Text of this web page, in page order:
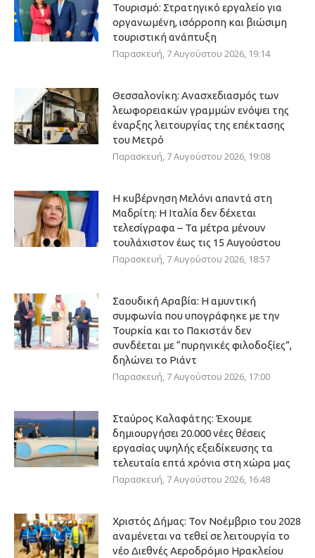
Τουρισμό: Στρατηγικό εργαλείο για
οργανωμένη, ισόρροπη και βιώσιμη
τουριστική ανάπτυξη
Παρασκευή, 7 Αυγούστου 2026, 19:14
Θεσσαλονίκη: Ανασχεδιασμός των
λεωφορειακών γραμμών ενόψει της
έναρξης λειτουργίας της επέκτασης
του Μετρό
Παρασκευή, 7 Αυγούστου 2026, 19:08
Η κυβέρνηση Μελόνι απαντά στη
Μαδρίτη: Η Ιταλία δεν δέχεται
τελεσίγραφα – Τα μέτρα μένουν
τουλάχιστον έως τις 15 Αυγούστου
Παρασκευή, 7 Αυγούστου 2026, 18:57
Σαουδική Αραβία: Η αμυντική
συμφωνία που υπογράφηκε με την
Τουρκία και το Πακιστάν δεν
συνδέεται με “πυρηνικές φιλοδοξίες”,
δηλώνει το Ριάντ
Παρασκευή, 7 Αυγούστου 2026, 17:00
Σταύρος Καλαφάτης: Έχουμε
δημιουργήσει 20.000 νέες θέσεις
εργασίας υψηλής εξειδίκευσης τα
τελευταία επτά χρόνια στη χώρα μας
Παρασκευή, 7 Αυγούστου 2026, 16:48
Χριστός Δήμας: Τον Νοέμβριο του 2028
αναμένεται να τεθεί σε λειτουργία το
νέο Διεθνές Αεροδρόμιο Ηρακλείου